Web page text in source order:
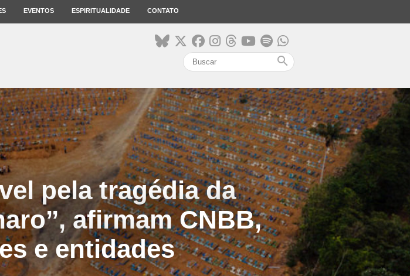
EVENTOS ESPIRITUALIDADE CONTATO
search
pela tragédia da
afirmam CNBB,
e entidades